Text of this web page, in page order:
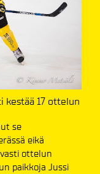
kestää 17 ottelun
se
eikä
ottelun
paikkoja Jussi